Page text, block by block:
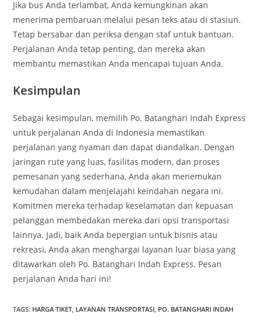
Jika bus Anda terlambat, Anda kemungkinan akan
menerima pembaruan melalui pesan teks atau di stasiun.
Tetap bersabar dan periksa dengan staf untuk bantuan.
Perjalanan Anda tetap penting, dan mereka akan
membantu memastikan Anda mencapai tujuan Anda.
Kesimpulan
Sebagai kesimpulan, memilih Po. Batanghari Indah Express
untuk perjalanan Anda di Indonesia memastikan
perjalanan yang nyaman dan dapat diandalkan. Dengan
jaringan rute yang luas, fasilitas modern, dan proses
pemesanan yang sederhana, Anda akan menemukan
kemudahan dalam menjelajahi keindahan negara ini.
Komitmen mereka terhadap keselamatan dan kepuasan
pelanggan membedakan mereka dari opsi transportasi
lainnya. Jadi, baik Anda bepergian untuk bisnis atau
rekreasi, Anda akan menghargai layanan luar biasa yang
ditawarkan oleh Po. Batanghari Indah Express. Pesan
perjalanan Anda hari ini!
TAGS: HARGA TIKET, LAYANAN TRANSPORTASI, PO. BATANGHARI INDAH